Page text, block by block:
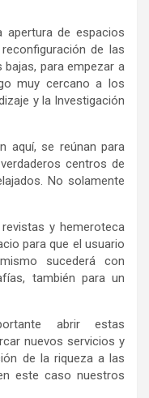
apertura de espacios
de las
para empezar a
muy cercano a los
y la Investigación
aquí, se reúnan para
centros de
No solamente
y hemeroteca
para que el usuario
sucederá con
también para un
abrir estas
nuevos servicios y
de la riqueza a las
este caso nuestros